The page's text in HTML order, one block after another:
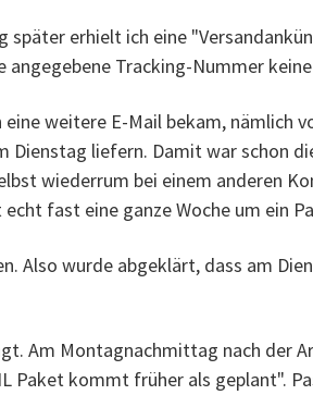
später erhielt ich eine
Tracking-Nummer
weitere E-Mail bekam, nämlich
Dienstag liefern. Damit war schon
wiederrum bei einem anderen
fast eine ganze Woche um ein
Also wurde abgeklärt, dass am
Am Montagnachmittag nach der
Paket kommt früher als geplant".